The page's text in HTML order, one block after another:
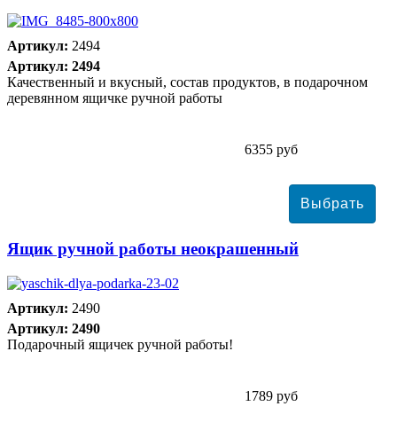
Артикул: 2494
Артикул: 2494
Качественный и вкусный, состав продуктов, в подарочном
деревянном ящичке ручной работы
6355 руб
Ящик ручной работы неокрашенный
Артикул: 2490
Артикул: 2490
Подарочный ящичек ручной работы!
1789 руб